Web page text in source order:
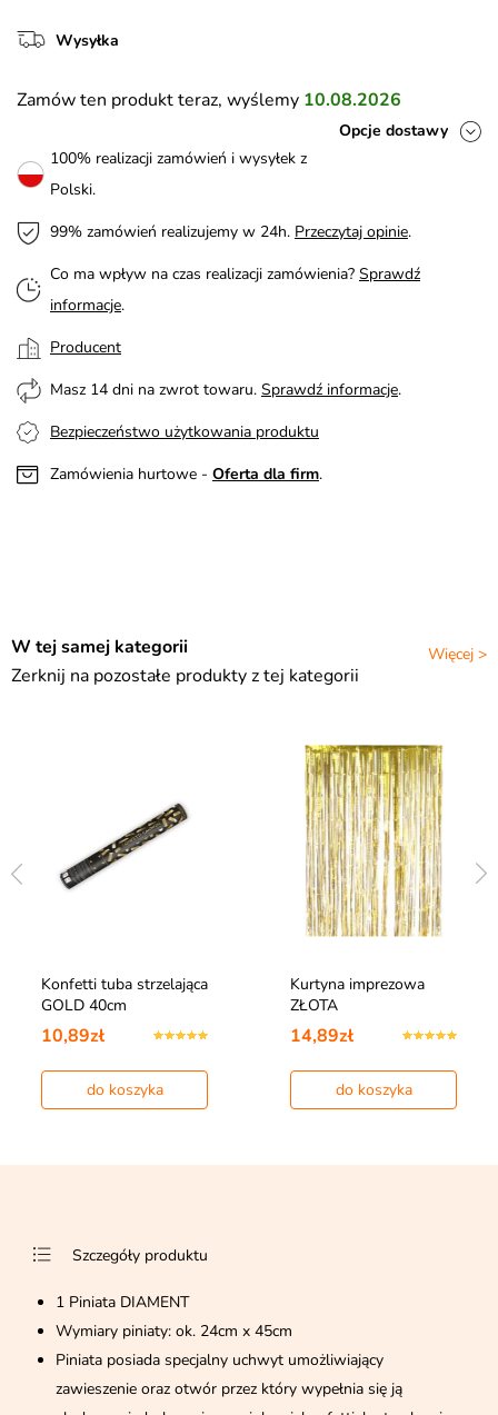
Wysyłka
Zamów ten produkt teraz, wyślemy 10.08.2026
Opcje dostawy
100% realizacji zamówień i wysyłek z
Polski.
99% zamówień realizujemy w 24h. Przeczytaj opinie.
Co ma wpływ na czas realizacji zamówienia? Sprawdź
informacje.
Producent
Masz 14 dni na zwrot towaru. Sprawdź informacje.
Bezpieczeństwo użytkowania produktu
Zamówienia hurtowe - Oferta dla firm.
Więcej >
W tej samej kategorii
Zerknij na pozostałe produkty z tej kategorii
Konfetti tuba strzelająca
GOLD 40cm
10,89zł
do koszyka
Kurtyna imprezowa
ZŁOTA
14,89zł
do koszyka
Szczegóły produktu
1 Piniata DIAMENT
Wymiary piniaty: ok. 24cm x 45cm
Piniata posiada specjalny uchwyt umożliwiający
zawieszenie oraz otwór przez który wypełnia się ją